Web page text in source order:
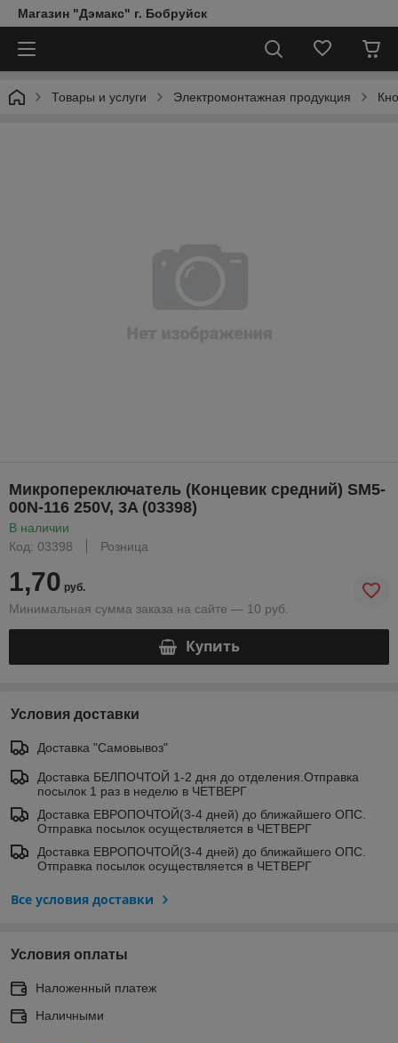
Магазин "Дэмакс" г. Бобруйск
Товары и услуги Электромонтажная продукция
Микропереключатель (Концевик средний) SM5-
00N-116 250V, 3A (03398)
В наличии
Код: 03398
Розница
1,70 руб.
Минимальная сумма заказа на сайте — 10 руб.
Купить
Условия доставки
Доставка "Самовывоз"
Доставка БЕЛПОЧТОЙ 1-2 дня до отделения.Отправка
посылок 1 раз в неделю в ЧЕТВЕРГ
Доставка ЕВРОПОЧТОЙ(3-4 дней) до ближайшего ОПС.
Отправка посылок осуществляется в ЧЕТВЕРГ
Доставка ЕВРОПОЧТОЙ(3-4 дней) до ближайшего ОПС.
Отправка посылок осуществляется в ЧЕТВЕРГ
Все условия доставки
Условия оплаты
Наложенный платеж
Наличными